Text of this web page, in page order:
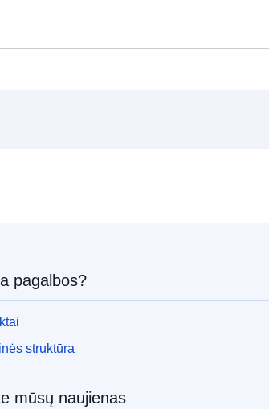
pagalbos?
struktūra
mūsų naujienas